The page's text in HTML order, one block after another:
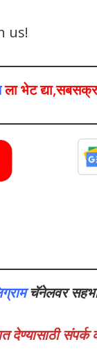
us!
ला भेट
चॅनेलवर
देण्यासाठी संपर्क